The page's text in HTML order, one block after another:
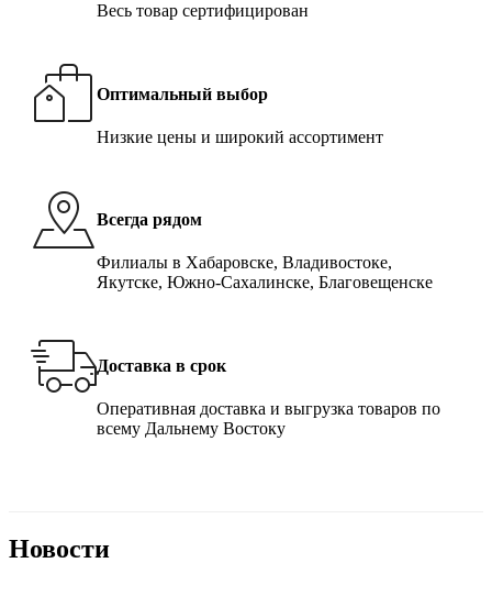
Весь товар сертифицирован
Оптимальный выбор
Низкие цены и широкий ассортимент
Всегда рядом
Филиалы в Хабаровске, Владивостоке,
Якутске, Южно-Сахалинске, Благовещенске
Доставка в срок
Оперативная доставка и выгрузка товаров по
всему Дальнему Востоку
Новости